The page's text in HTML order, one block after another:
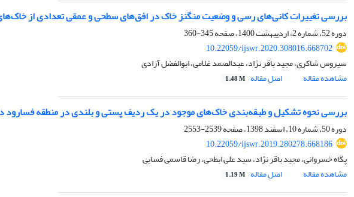
بررسی تغییرات کانی‌های رسی و وضعیت منگنز خاک در افق‌های سطحی و عمقی تعدادی از
دوره 52، شماره 2، اردیبهشت 1400، صفحه
345-360
10.22059/ijswr.2020.308016.668702
سیروس شاکری، مجید باقر نژاد، عبدالصمد غلامی، ابوالفضل آزادی
مشاهده مقاله
اصل مقاله 1.48 M
بررسی نحوه تشکیل و طبقه‌بندی خاک‌های موجود در یک ردیف پستی و بلندی در منطقه فسارود
دوره 50، شماره 10، اسفند 1398، صفحه
2539-2553
10.22059/ijswr.2019.280278.668186
پگاه خسروانی، مجید باقر نژاد، سید علی ابطحی، رضا قاسمی فسایی
مشاهده مقاله
اصل مقاله 1.19 M